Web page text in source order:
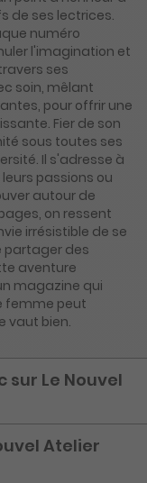
de ses lectrices.
numéro
l'imagination et
ses
soin, mêlant
pour offrir une
Fier de son
sous toutes ses
Il s'adresse à
passions ou
autour de
on ressent
irrésistible de se
partager des
aventure
magazine qui
femme peut
vaut bien.
sur Le Nouvel
Atelier